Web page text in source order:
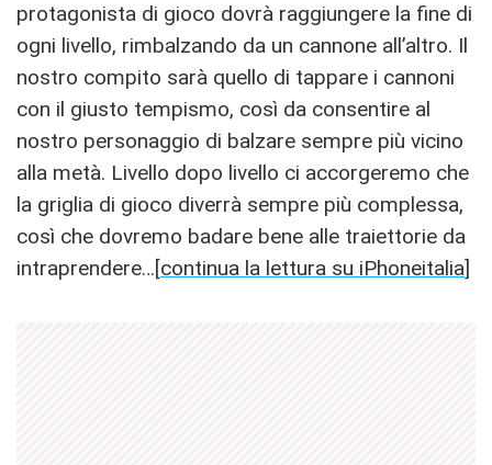
protagonista di gioco dovrà raggiungere la fine di
ogni livello, rimbalzando da un cannone all’altro. Il
nostro compito sarà quello di tappare i cannoni
con il giusto tempismo, così da consentire al
nostro personaggio di balzare sempre più vicino
alla metà. Livello dopo livello ci accorgeremo che
la griglia di gioco diverrà sempre più complessa,
così che dovremo badare bene alle traiettorie da
intraprendere…[continua la lettura su iPhoneitalia]